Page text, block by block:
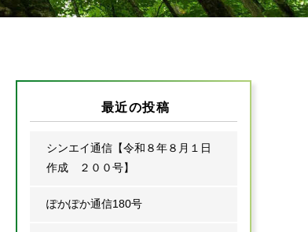
最近の投稿
シンエイ通信【令和８年８月１日
作成 ２００号】
ぽかぽか通信180号